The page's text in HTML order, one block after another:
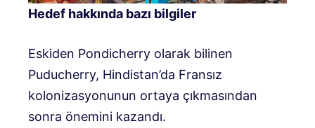
Hedef hakkında bazı bilgiler
Eskiden Pondicherry olarak bilinen
Puducherry, Hindistan’da Fransız
kolonizasyonunun ortaya çıkmasından
sonra önemini kazandı.